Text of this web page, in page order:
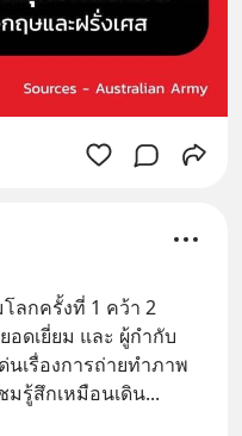
ลกครั้งที่ 1 คว้า 2
ดเยี่ยม และ ผู้กำกับ
นเรื่องการถ่ายทำภาพ
มรู้สึกเหมือนเดิน...